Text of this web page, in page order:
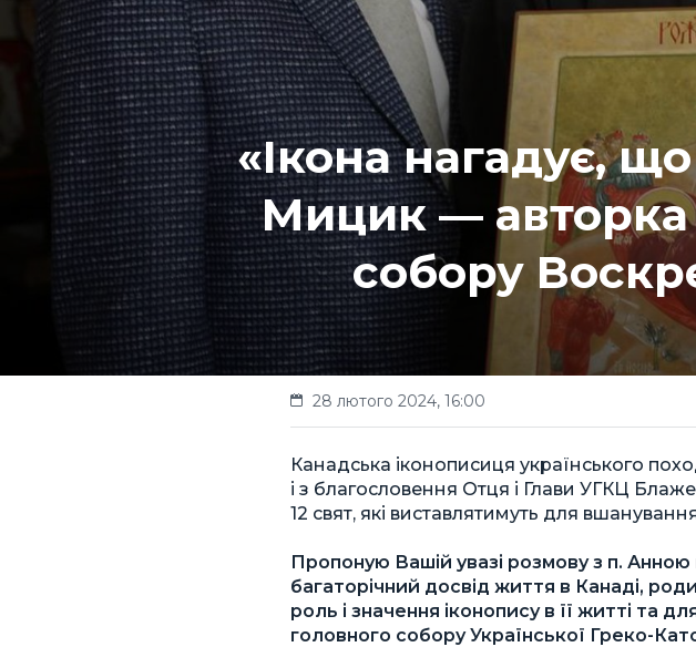
«Ікона нагадує,
Мицик — авторка
собору
28 лютого 2024, 16:00
Канадська іконописиця українського
і з благословення Отця і Глави УГКЦ
12 свят, які виставлятимуть для
Пропоную Вашій увазі розмову з п. Анною
багаторічний досвід життя в Канаді,
роль і значення іконопису в її житті та
головного собору Української Греко-